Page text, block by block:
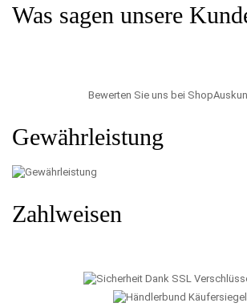
Was sagen unsere
Bewerten Sie uns bei
Gewährleistung
Zahlweisen